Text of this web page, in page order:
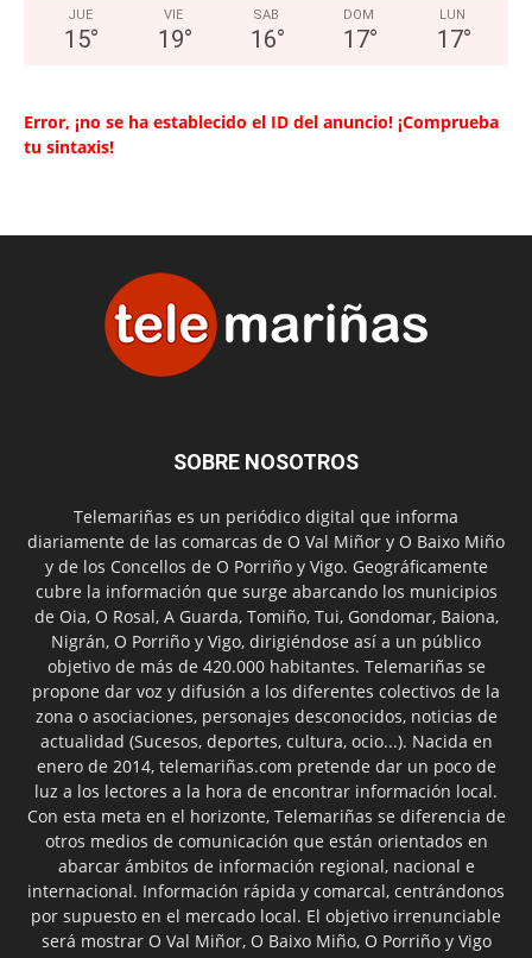
JUE
15°
VIE
19°
SAB
16°
DOM
17°
LUN
17°
Error, ¡no se ha establecido el ID del anuncio! ¡Comprueba
tu sintaxis!
SOBRE NOSOTROS
Telemariñas es un periódico digital que informa
diariamente de las comarcas de O Val Miñor y O Baixo Miño
y de los Concellos de O Porriño y Vigo. Geográficamente
cubre la información que surge abarcando los municipios
de Oia, O Rosal, A Guarda, Tomiño, Tui, Gondomar, Baiona,
Nigrán, O Porriño y Vigo, dirigiéndose así a un público
objetivo de más de 420.000 habitantes. Telemariñas se
propone dar voz y difusión a los diferentes colectivos de la
zona o asociaciones, personajes desconocidos, noticias de
actualidad (Sucesos, deportes, cultura, ocio...). Nacida en
enero de 2014, telemariñas.com pretende dar un poco de
luz a los lectores a la hora de encontrar información local.
Con esta meta en el horizonte, Telemariñas se diferencia de
otros medios de comunicación que están orientados en
abarcar ámbitos de información regional, nacional e
internacional. Información rápida y comarcal, centrándonos
por supuesto en el mercado local. El objetivo irrenunciable
será mostrar O Val Miñor, O Baixo Miño, O Porriño y Vigo